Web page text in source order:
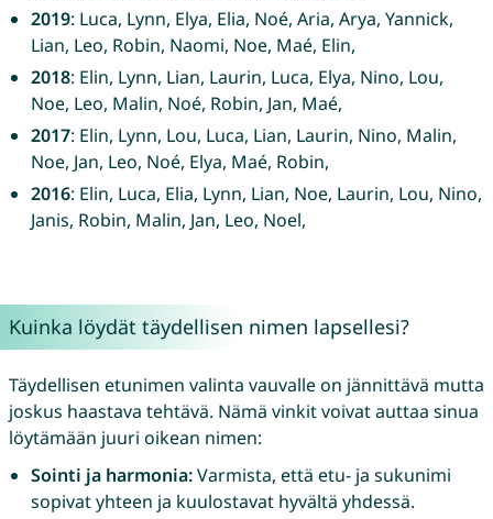
2019: Luca, Lynn, Elya, Elia, Noé, Aria, Arya, Yannick,
Lian, Leo, Robin, Naomi, Noe, Maé, Elin,
2018: Elin, Lynn, Lian, Laurin, Luca, Elya, Nino, Lou,
Noe, Leo, Malin, Noé, Robin, Jan, Maé,
2017: Elin, Lynn, Lou, Luca, Lian, Laurin, Nino, Malin,
Noe, Jan, Leo, Noé, Elya, Maé, Robin,
2016: Elin, Luca, Elia, Lynn, Lian, Noe, Laurin, Lou, Nino,
Janis, Robin, Malin, Jan, Leo, Noel,
Kuinka löydät täydellisen nimen lapsellesi?
Täydellisen etunimen valinta vauvalle on jännittävä mutta
joskus haastava tehtävä. Nämä vinkit voivat auttaa sinua
löytämään juuri oikean nimen:
Sointi ja harmonia:Varmista, että etu- ja sukunimi
sopivat yhteen ja kuulostavat hyvältä yhdessä.